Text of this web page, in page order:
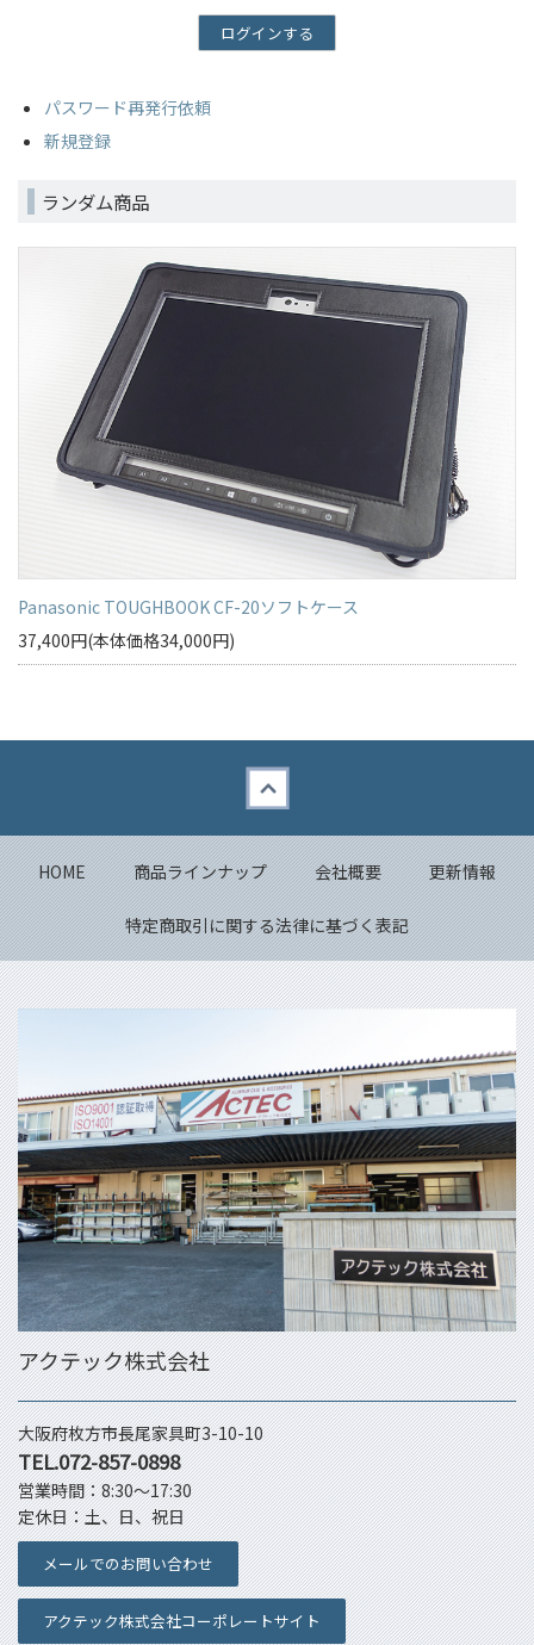
パスワード再発行依頼
新規登録
ランダム商品
Panasonic TOUGHBOOK CF-20ソフトケース
37,400円(本体価格34,000円)
HOME 商品ラインナップ 会社概要 更新情報
特定商取引に関する法律に基づく表記
アクテック株式会社
大阪府枚方市長尾家具町3-10-10
TEL.072-857-0898
営業時間：8:30～17:30
定休日：土、日、祝日
メールでのお問い合わせ
アクテック株式会社コーポレートサイト
Back to top